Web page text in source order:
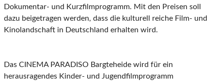
Dokumentar- und Kurzfilmprogramm. Mit den Preisen soll
dazu beigetragen werden, dass die kulturell reiche Film- und
Kinolandschaft in Deutschland erhalten wird.
Das CINEMA PARADISO Bargteheide wird für ein
herausragendes Kinder- und Jugendfilmprogramm